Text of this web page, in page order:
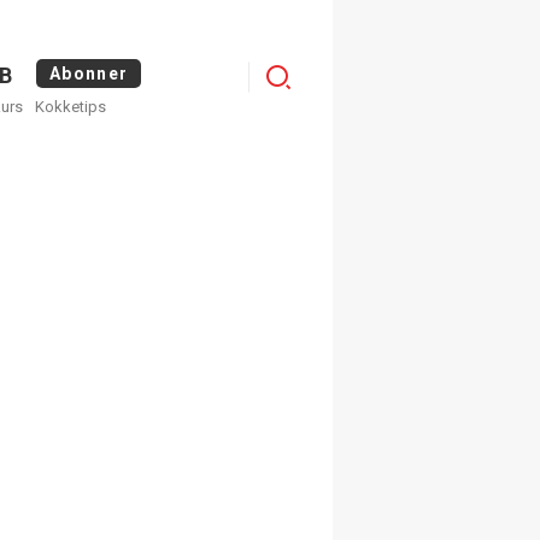
Abonner
Kokketips
Logg